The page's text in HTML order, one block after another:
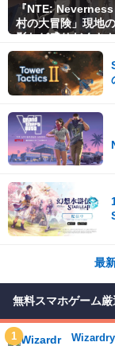
『NTE:
村の大冒険」現地
影など盛りだくさ
最
無料スマホゲーム
1